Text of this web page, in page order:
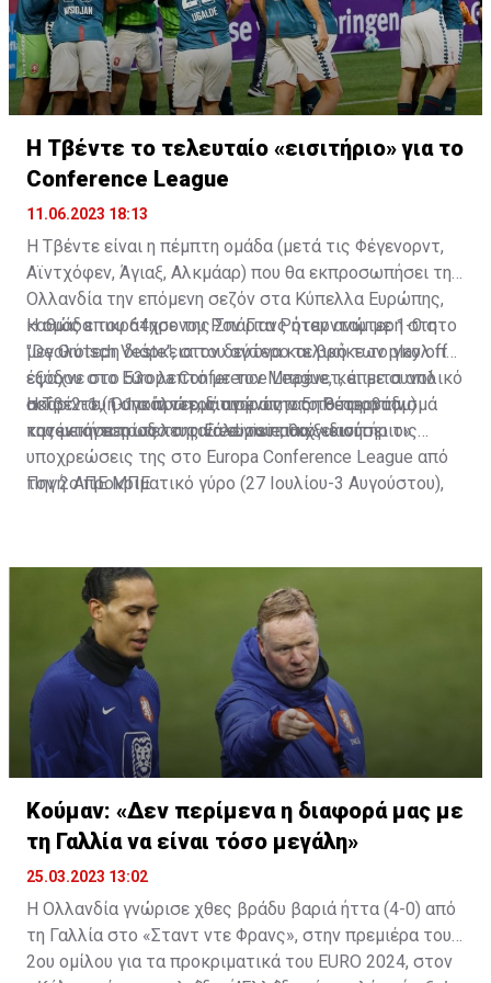
Η Τβέντε το τελευταίο «εισιτήριο» για το
Conference League
11.06.2023 18:13
Η Τβέντε είναι η πέμπτη ομάδα (μετά τις Φέγενορντ,
Αϊντχόφεν, Άγιαξ, Αλκμάαρ) που θα εκπροσωπήσει την
Ολλανδία την επόμενη σεζόν στα Κύπελλα Ευρώπης,
καθώς επικράτησε της Σπάρτα Ρότερνταμ με 1-0 στο
"De Grolsch Veste", στον δεύτερο τελικό των play off
εξόδου στο Europa Conference League, και με συνολικό
σκορ 2-1 (1-1 ο πρώτος αγώνας στο Ρότερνταμ)
κατέκτησε το τελευταίο ευρωπαϊκό «εισιτήριο».
Η ομάδα του 64χρονου Ρον Γιανς ήταν ανώτερη στη
μεγαλύτερη διάρκεια του αγώνα και βρήκε το γκολ που
έψαχνε στο 53ο λεπτό με τον Μπρένετ, έπειτα από
ασίστ του Ουγκάλντε, διατηρώντας το προβάδισμά
της με άνεση ως το φινάλε του παιχνιδιού.
Η Τβέντε, η οποία τερμάτισε στην 5η θέση στην
κανονική περίοδο της Eredivisie, θα ξεκινήσει τις
υποχρεώσεις της στο Europa Conference League από
τον 2ο προκριματικό γύρο (27 Ιουλίου-3 Αυγούστου),
βρίσκονται στο γκρουπ των «ισχυρών» της
συγκεκριμένης κλήρωσης.
Πηγή: ΑΠΕ ΜΠΕ
Κούμαν: «Δεν περίμενα η διαφορά μας με
τη Γαλλία να είναι τόσο μεγάλη»
25.03.2023 13:02
Η Ολλανδία γνώρισε χθες βράδυ βαριά ήττα (4-0) από
τη Γαλλία στο «Σταντ ντε Φρανς», στην πρεμιέρα του
2ου ομίλου για τα προκριματικά του EURO 2024, στον